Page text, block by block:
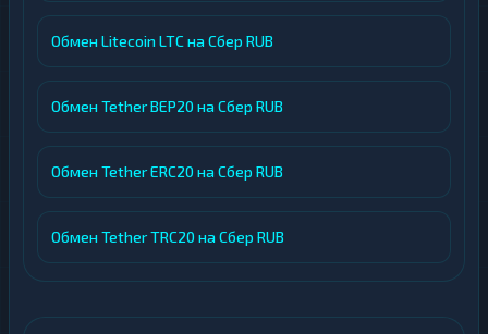
Обмен Litecoin LTC на Сбер RUB
Обмен Tether BEP20 на Сбер RUB
Обмен Tether ERC20 на Сбер RUB
Обмен Tether TRC20 на Сбер RUB